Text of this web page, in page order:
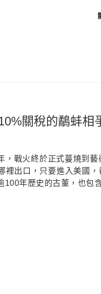
關稅的鷸蚌相
，戰火終於正式蔓燒到
裡出口，只要進入美國
100年歷史的古董，也包